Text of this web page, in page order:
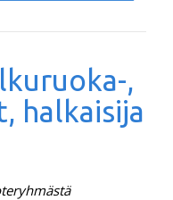
,
halkaisija